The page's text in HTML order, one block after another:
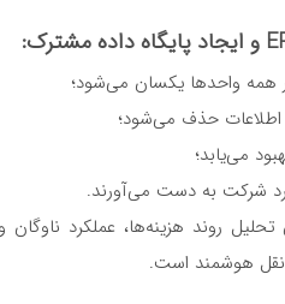
تحلیل روند هزینه‌ها، عملکرد
هوشمند است.